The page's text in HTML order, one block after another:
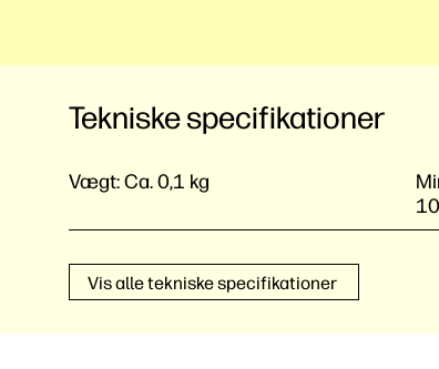
Tekniske specifikationer
Vægt:Ca. 0,1 kg
Vis alle tekniske specifikationer